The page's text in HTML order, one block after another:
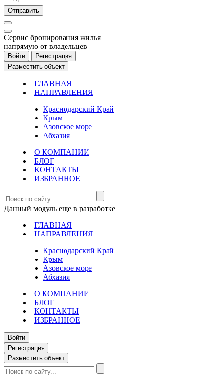
Отправить
Cервис бронирования жилья
напрямую от владельцев
Войти
Регистрация
Разместить объект
ГЛАВНАЯ
НАПРАВЛЕНИЯ
Краснодарский Край
Крым
Азовское море
Абхазия
О КОМПАНИИ
БЛОГ
КОНТАКТЫ
ИЗБРАННОЕ
Данный модуль еще в разработке
ГЛАВНАЯ
НАПРАВЛЕНИЯ
Краснодарский Край
Крым
Азовское море
Абхазия
О КОМПАНИИ
БЛОГ
КОНТАКТЫ
ИЗБРАННОЕ
Войти
Регистрация
Разместить объект